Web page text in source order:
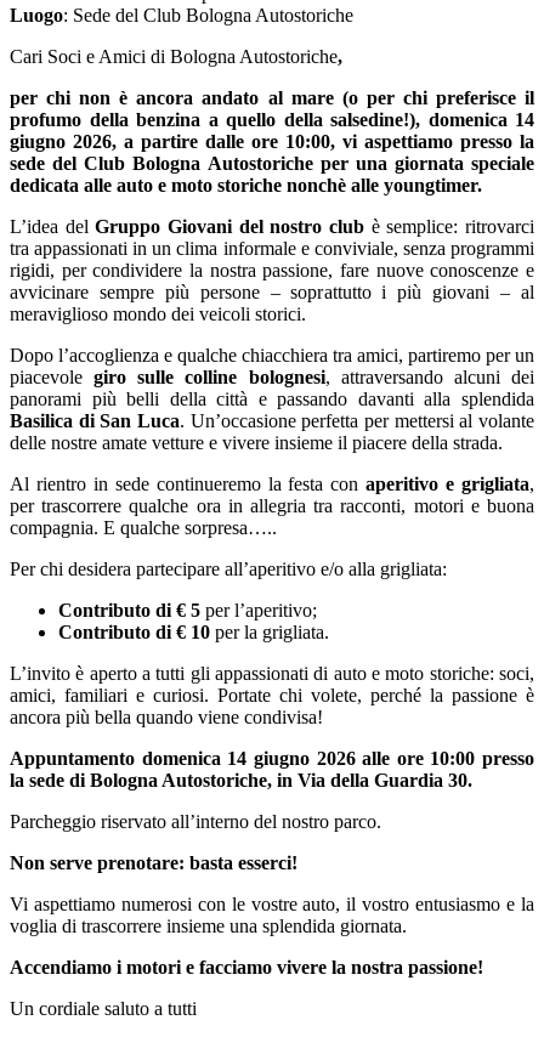
Luogo: Sede del Club Bologna Autostoriche
Cari Soci e Amici di Bologna Autostoriche,
per chi non è ancora andato al mare (o per chi preferisce il
profumo della benzina a quello della salsedine!), domenica 14
giugno 2026, a partire dalle ore 10:00, vi aspettiamo presso la
sede del Club Bologna Autostoriche per una giornata speciale
dedicata alle auto e moto storiche nonchè alle youngtimer.
L’idea delGruppo Giovani del nostro club è semplice: ritrovarci
tra appassionati in un clima informale e conviviale, senza programmi
rigidi, per condividere la nostra passione, fare nuove conoscenze e
avvicinare sempre più persone – soprattutto i più giovani – al
meraviglioso mondo dei veicoli storici.
Dopo l’accoglienza e qualche chiacchiera tra amici, partiremo per un
piacevolegiro sulle colline bolognesi, attraversando alcuni dei
panorami più belli della città e passando davanti alla splendida
Basilica di San Luca. Un’occasione perfetta per mettersi al volante
delle nostre amate vetture e vivere insieme il piacere della strada.
Al rientro in sede continueremo la festa conaperitivo e grigliata,
per trascorrere qualche ora in allegria tra racconti, motori e buona
compagnia. E qualche sorpresa…..
Per chi desidera partecipare all’aperitivo e/o alla grigliata:
Contributo di € 5 per l’aperitivo;
Contributo di € 10 per la grigliata.
L’invito è aperto a tutti gli appassionati di auto e moto storiche: soci,
amici, familiari e curiosi. Portate chi volete, perché la passione è
ancora più bella quando viene condivisa!
Appuntamento domenica 14 giugno 2026 alle ore 10:00 presso
la sede di Bologna Autostoriche, in Via della Guardia 30.
Parcheggio riservato all’interno del nostro parco.
Non serve prenotare: basta esserci!
Vi aspettiamo numerosi con le vostre auto, il vostro entusiasmo e la
voglia di trascorrere insieme una splendida giornata.
Accendiamo i motori e facciamo vivere la nostra passione!
Un cordiale saluto a tutti